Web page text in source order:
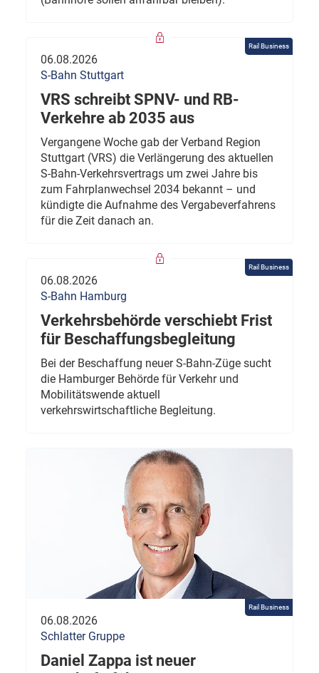
Rail Business
06.08.2026
S-Bahn Stuttgart
VRS schreibt SPNV- und RB-
Verkehre ab 2035 aus
Vergangene Woche gab der Verband Region
Stuttgart (VRS) die Verlängerung des aktuellen
S-Bahn-Verkehrsvertrags um zwei Jahre bis
zum Fahrplanwechsel 2034 bekannt – und
kündigte die Aufnahme des Vergabeverfahrens
für die Zeit danach an.
Rail Business
06.08.2026
S-Bahn Hamburg
Verkehrsbehörde verschiebt Frist
für Beschaffungsbegleitung
Bei der Beschaffung neuer S-Bahn-Züge sucht
die Hamburger Behörde für Verkehr und
Mobilitätswende aktuell
verkehrswirtschaftliche Begleitung.
Rail Business
06.08.2026
Schlatter Gruppe
Daniel Zappa ist neuer